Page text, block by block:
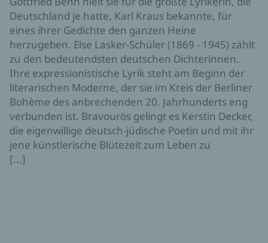
Deutschland je hatte, Karl Kraus bekannte, für
eines ihrer Gedichte den ganzen Heine
herzugeben. Else Lasker-Schüler (1869 - 1945) zählt
zu den bedeutendsten deutschen Dichterinnen.
Ihre expressionistische Lyrik steht am Beginn der
literarischen Moderne, der sie im Kreis der Berliner
Bohème des anbrechenden 20. Jahrhunderts eng
verbunden ist. Bravourös gelingt es Kerstin Decker,
die eigenwillige deutsch-jüdische Poetin und mit ihr
jene künstlerische Blütezeit zum Leben zu
[...]